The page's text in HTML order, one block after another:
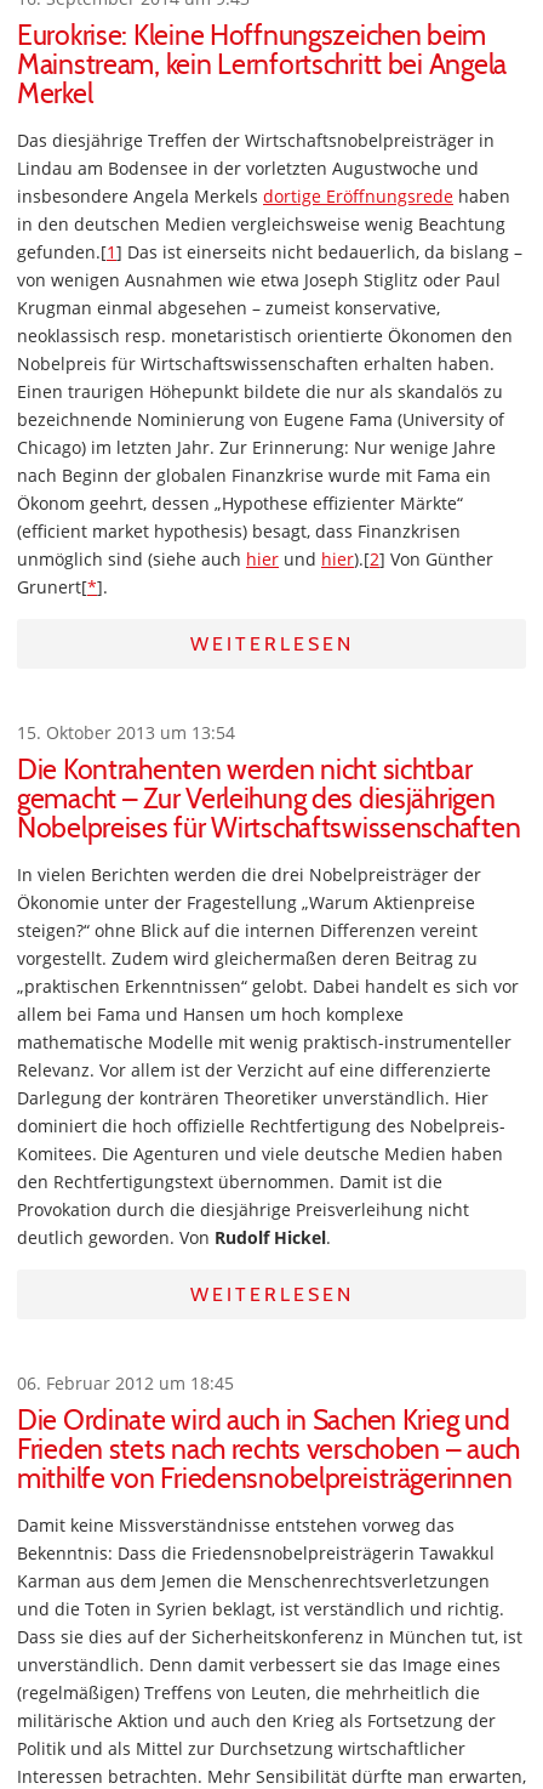
Eurokrise: Kleine Hoffnungszeichen beim
Mainstream, kein Lernfortschritt bei Angela
Merkel
Das diesjährige Treffen der Wirtschaftsnobelpreisträger in
Lindau am Bodensee in der vorletzten Augustwoche und
insbesondere Angela Merkels dortige Eröffnungsrede haben
in den deutschen Medien vergleichsweise wenig Beachtung
gefunden.[1] Das ist einerseits nicht bedauerlich, da bislang –
von wenigen Ausnahmen wie etwa Joseph Stiglitz oder Paul
Krugman einmal abgesehen – zumeist konservative,
neoklassisch resp. monetaristisch orientierte Ökonomen den
Nobelpreis für Wirtschaftswissenschaften erhalten haben.
Einen traurigen Höhepunkt bildete die nur als skandalös zu
bezeichnende Nominierung von Eugene Fama (University of
Chicago) im letzten Jahr. Zur Erinnerung: Nur wenige Jahre
nach Beginn der globalen Finanzkrise wurde mit Fama ein
Ökonom geehrt, dessen „Hypothese effizienter Märkte“
(efficient market hypothesis) besagt, dass Finanzkrisen
unmöglich sind (siehe auch hier und hier).[2] Von Günther
Grunert[*].
WEITERLESEN
15. Oktober 2013 um 13:54
Die Kontrahenten werden nicht sichtbar
gemacht – Zur Verleihung des diesjährigen
Nobelpreises für Wirtschaftswissenschaften
In vielen Berichten werden die drei Nobelpreisträger der
Ökonomie unter der Fragestellung „Warum Aktienpreise
steigen?“ ohne Blick auf die internen Differenzen vereint
vorgestellt. Zudem wird gleichermaßen deren Beitrag zu
„praktischen Erkenntnissen“ gelobt. Dabei handelt es sich vor
allem bei Fama und Hansen um hoch komplexe
mathematische Modelle mit wenig praktisch-instrumenteller
Relevanz. Vor allem ist der Verzicht auf eine differenzierte
Darlegung der konträren Theoretiker unverständlich. Hier
dominiert die hoch offizielle Rechtfertigung des Nobelpreis-
Komitees. Die Agenturen und viele deutsche Medien haben
den Rechtfertigungstext übernommen. Damit ist die
Provokation durch die diesjährige Preisverleihung nicht
deutlich geworden. Von Rudolf Hickel.
WEITERLESEN
06. Februar 2012 um 18:45
Die Ordinate wird auch in Sachen Krieg und
Frieden stets nach rechts verschoben – auch
mithilfe von Friedensnobelpreisträgerinnen
Damit keine Missverständnisse entstehen vorweg das
Bekenntnis: Dass die Friedensnobelpreisträgerin Tawakkul
Karman aus dem Jemen die Menschenrechtsverletzungen
und die Toten in Syrien beklagt, ist verständlich und richtig.
Dass sie dies auf der Sicherheitskonferenz in München tut, ist
unverständlich. Denn damit verbessert sie das Image eines
(regelmäßigen) Treffens von Leuten, die mehrheitlich die
militärische Aktion und auch den Krieg als Fortsetzung der
Politik und als Mittel zur Durchsetzung wirtschaftlicher
Interessen betrachten. Mehr Sensibilität dürfte man erwarten,